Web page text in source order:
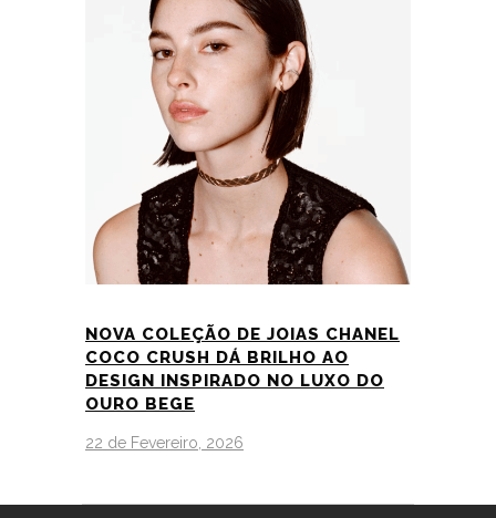
NOVA COLEÇÃO DE JOIAS CHANEL
COCO CRUSH DÁ BRILHO AO
DESIGN INSPIRADO NO LUXO DO
OURO BEGE
22 de Fevereiro, 2026